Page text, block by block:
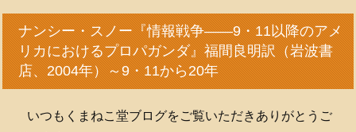
ナンシー・スノー『情報戦争――9・11以降のアメ
リカにおけるプロパガンダ』福間良明訳（岩波書
店、2004年）～9・11から20年
いつもくまねこ堂ブログをご覧いただきありがとうご